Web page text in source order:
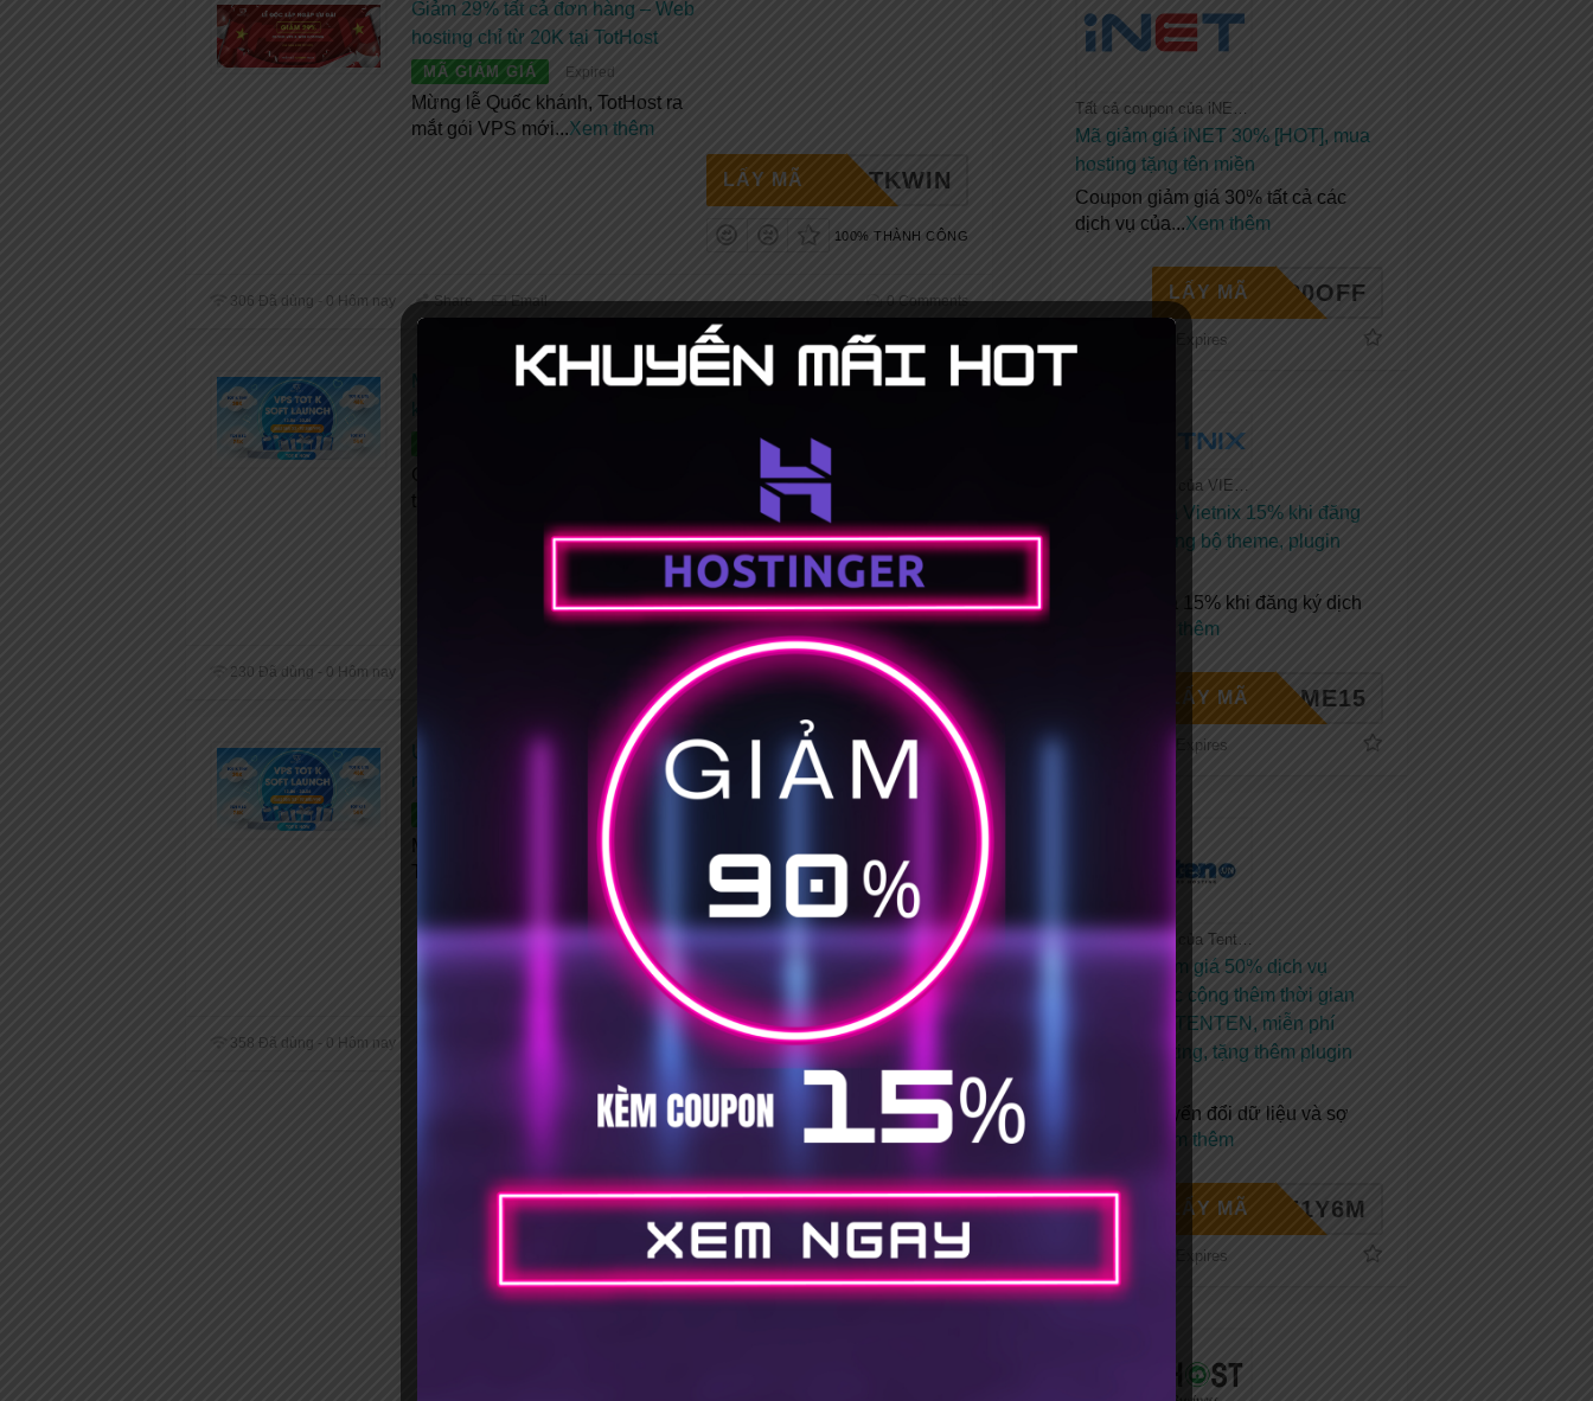
Giảm 29% tất cả đơn hàng – Web
hosting chỉ từ 20K tại TotHost
MÃ GIẢM GIÁ Expired
Mừng lễ Quốc khánh, TotHost ra
mắt gói VPS mới...Xem thêm
TOTKWIN
LẤY MÃ
100% THÀNH CÔNG
306 Đã dùng - 0 Hôm nay Share Email 0 Comments
Mã giảm giá Tothost ưu đãi 30%
khi mua VPS TOT K
Chỉ khoảng 60K, lướt Cloud VPS
thả ga! Chào đón
TOTKNOW
LẤY MÃ
100% THÀNH CÔNG
230 Đã dùng - 0 Hôm nay 0 Comments
Ưu đãi 30% mừng VPS TOT K ra
mắt
Expired
Mừng bé VPS TOT K "lên kệ",
TotHost tặng bạn
Xem thêm
TOTKNOW
LẤY MÃ
100% THÀNH CÔNG
358 Đã dùng - 0 Hôm nay 0 Comments
Tất cả coupon của iNET
Mã giảm giá iNET 30% [HOT], mua
hosting tặng tên miền
Coupon giảm giá 30% tất cả các
dịch vụ của...Xem thêm
NET30OFF
LẤY MÃ
No Expires
Mã giảm giá Vietnix 15% khi đăng
ký mới + Tặng bộ theme, plugin
Mã giảm giá 15% khi đăng ký dịch
Xem thêm
ELCOME15
LẤY MÃ
No Expires
Coupon giảm giá 50% dịch vụ
hosting hoặc cộng thêm thời gian
sử dụng tại TENTEN, miễn phí
chuyển hosting, tặng thêm plugin
Chi phí chuyển đổi dữ liệu và sợ
Xem thêm
HE1Y6M
LẤY MÃ
No Expires